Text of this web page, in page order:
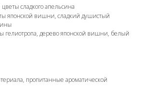
цветы сладкого апельсина
японской вишни, сладкий душистый
гелиотропа, дерево японской вишни, белый
пропитанные ароматической